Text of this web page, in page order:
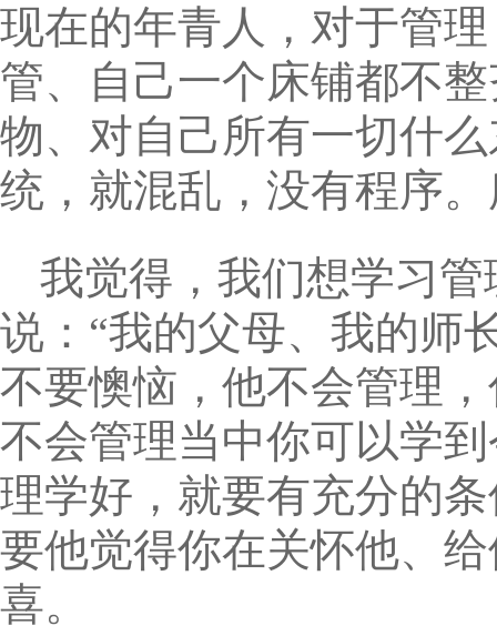
现在的年青人，对于管
管、自己一个床铺都不
物、对自己所有一切什
统，就混乱，没有程序
我觉得，我们想学习
说：“我的父母、我的师
不要懊恼，他不会管理
不会管理当中你可以学
理学好，就要有充分的
要他觉得你在关怀他、
喜。